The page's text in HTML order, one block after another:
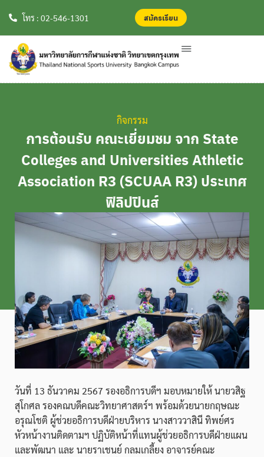
โทร : 02-546-1301 สมัครเรียน
กิจกรรม
การต้อนรับ คณะเยี่ยมชม จาก State
Colleges and Universities Athletic
Association R3 (SCUAA R3) ประเทศ
ฟิลิปปินส์
วันที่ 13 ธันวาคม 2567 รองอธิการบดีฯ มอบหมายให้ นายวสิฐ
สุโกศล รองคณบดีคณะวิทยาศาสตร์ฯ พร้อมด้วยนายกฤษณะ
อรุณโชติ ผู้ช่วยอธิการบดีฝ่ายบริหาร นางสาววาสินี ทิพย์ศร
หัวหน้างานติดตามฯ ปฏิบัติหน้าที่แทนผู้ช่วยอธิการบดีฝ่ายแผน
และพัฒนา และ นายราเชนย์ กลมเกลี้ยง อาจารย์คณะ